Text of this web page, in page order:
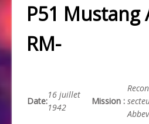
P51 Mustang
RM-
Date:
16 juillet
1942
Mission :